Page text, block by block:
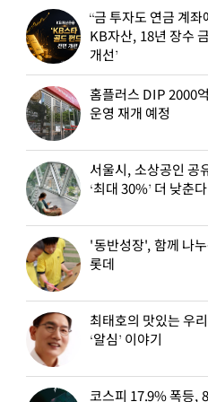
“금 투자도 연금 계좌
KB자산, 18년 장수
개선’
홈플러스 DIP 2000
운영 재개 예정
서울시, 소상공인 공
‘최대 30%’ 더 낮춘다
'동반성장', 함께 나
롯데
최태호의 맛있는 우
‘알심’ 이야기
코스피 17.9% 폭등,